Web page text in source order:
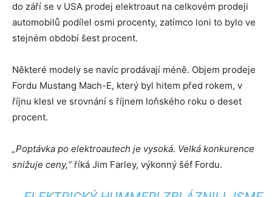
do září se v USA prodej elektroaut na celkovém prodeji
automobilů podílel osmi procenty, zatímco loni to bylo ve
stejném období šest procent.
Některé modely se navíc prodávají méně. Objem prodeje
Fordu Mustang Mach-E, který byl hitem před rokem, v
říjnu klesl ve srovnání s říjnem loňského roku o deset
procent.
„Poptávka po elektroautech je vysoká. Velká konkurence
snižuje ceny,“říká Jim Farley, výkonný šéf Fordu.